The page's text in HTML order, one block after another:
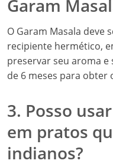
Garam
O Garam Masala deve
recipiente hermético,
preservar seu aroma
de 6 meses para obter
3. Posso
em pratos
indianos?